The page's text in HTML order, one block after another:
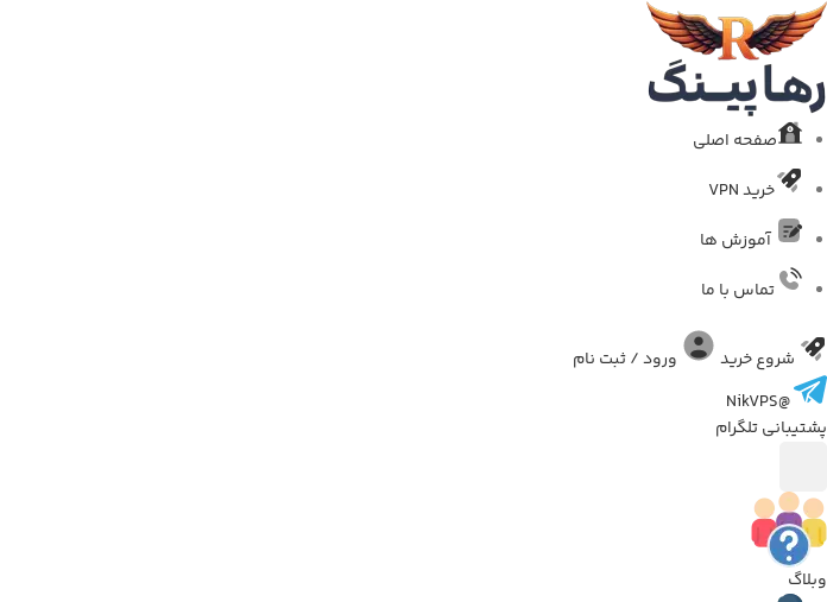
صفحه اصلی
خرید VPN
آموزش ها
تماس با ما
شروع خرید
ورود / ثبت نام
@NikVPS
پشتیبانی تلگرام
وبلاگ